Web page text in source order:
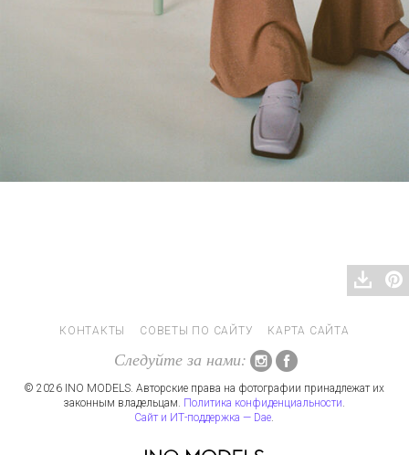
КОНТАКТЫ СОВЕТЫ ПО САЙТУ КАРТА САЙТА
Следуйте за нами:
© 2026 INO MODELS. Авторские права на фотографии принадлежат их
законным владельцам. Политика конфиденциальности.
Сайт и ИТ-поддержка — Dae.